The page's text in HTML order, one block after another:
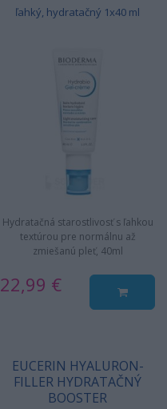
ľahký, hydratačný 1x40 ml
Hydratačná starostlivosť s ľahkou
textúrou pre normálnu až
zmiešanú pleť, 40ml
22,99 €
EUCERIN HYALURON-
FILLER HYDRATAČNÝ
BOOSTER